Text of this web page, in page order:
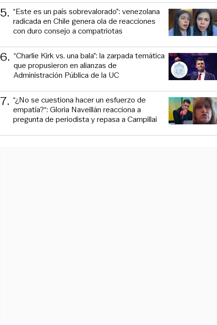
5. “Este es un país sobrevalorado”: venezolana
radicada en Chile genera ola de reacciones
con duro consejo a compatriotas
6. “Charlie Kirk vs. una bala”: la zarpada temática
que propusieron en alianzas de
Administración Pública de la UC
7. “¿No se cuestiona hacer un esfuerzo de
empatía?“: Gloria Naveillán reacciona a
pregunta de periodista y repasa a Campillai